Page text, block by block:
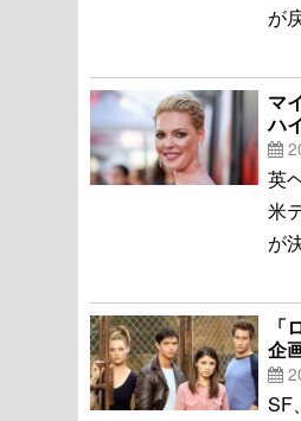
が
マ
ハ
英
米
が
企
SF